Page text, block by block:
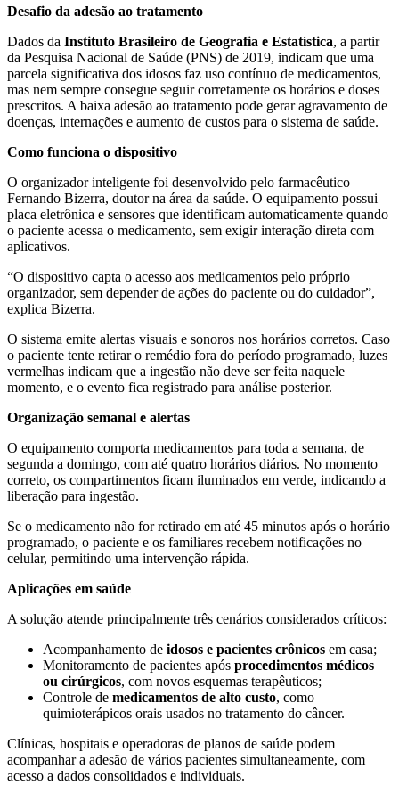
Desafio da adesão ao tratamento
Dados da Instituto Brasileiro de Geografia e Estatística, a partir
da Pesquisa Nacional de Saúde (PNS) de 2019, indicam que uma
parcela significativa dos idosos faz uso contínuo de medicamentos,
mas nem sempre consegue seguir corretamente os horários e doses
prescritos. A baixa adesão ao tratamento pode gerar agravamento de
doenças, internações e aumento de custos para o sistema de saúde.
Como funciona o dispositivo
O organizador inteligente foi desenvolvido pelo farmacêutico
Fernando Bizerra, doutor na área da saúde. O equipamento possui
placa eletrônica e sensores que identificam automaticamente quando
o paciente acessa o medicamento, sem exigir interação direta com
aplicativos.
“O dispositivo capta o acesso aos medicamentos pelo próprio
organizador, sem depender de ações do paciente ou do cuidador”,
explica Bizerra.
O sistema emite alertas visuais e sonoros nos horários corretos. Caso
o paciente tente retirar o remédio fora do período programado, luzes
vermelhas indicam que a ingestão não deve ser feita naquele
momento, e o evento fica registrado para análise posterior.
Organização semanal e alertas
O equipamento comporta medicamentos para toda a semana, de
segunda a domingo, com até quatro horários diários. No momento
correto, os compartimentos ficam iluminados em verde, indicando a
liberação para ingestão.
Se o medicamento não for retirado em até 45 minutos após o horário
programado, o paciente e os familiares recebem notificações no
celular, permitindo uma intervenção rápida.
Aplicações em saúde
A solução atende principalmente três cenários considerados críticos:
Acompanhamento de idosos e pacientes crônicos em casa;
Monitoramento de pacientes após procedimentos médicos
ou cirúrgicos, com novos esquemas terapêuticos;
Controle de medicamentos de alto custo, como
quimioterápicos orais usados no tratamento do câncer.
Clínicas, hospitais e operadoras de planos de saúde podem
acompanhar a adesão de vários pacientes simultaneamente, com
acesso a dados consolidados e individuais.